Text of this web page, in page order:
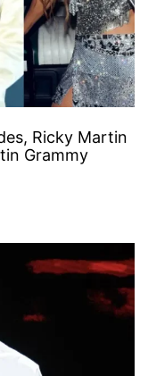
Ricky Martin
Grammy